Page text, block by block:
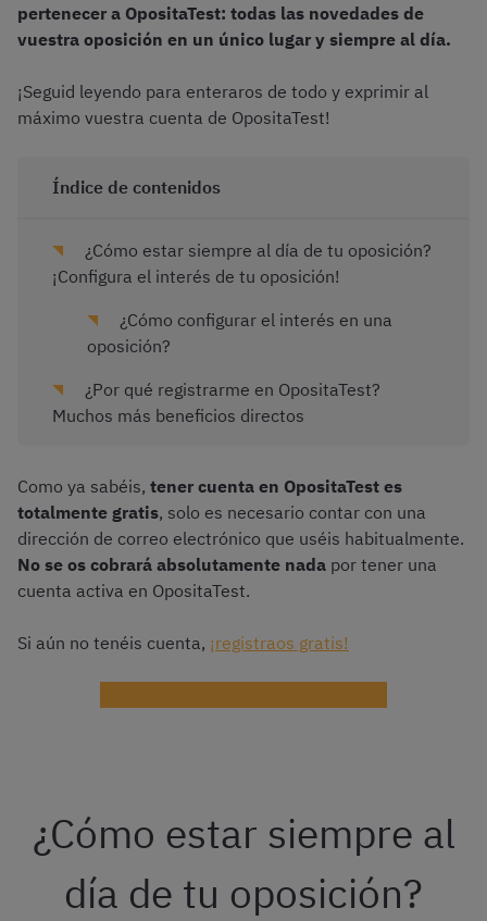
pertenecer a OpositaTest: todas las novedades de
vuestra oposición en un único lugar y siempre al día.
¡Seguid leyendo para enteraros de todo y exprimir al
máximo vuestra cuenta de OpositaTest!
Índice de contenidos
¿Cómo estar siempre al día de tu oposición?
¡Configura el interés de tu oposición!
¿Cómo configurar el interés en una
oposición?
¿Por qué registrarme en OpositaTest?
Muchos más beneficios directos
Como ya sabéis, tener cuenta en OpositaTest es
totalmente gratis, solo es necesario contar con una
dirección de correo electrónico que uséis habitualmente.
No se os cobrará absolutamente nada por tener una
cuenta activa en OpositaTest.
Si aún no tenéis cuenta, ¡registraos gratis!
¿Cómo estar siempre al
día de tu oposición?